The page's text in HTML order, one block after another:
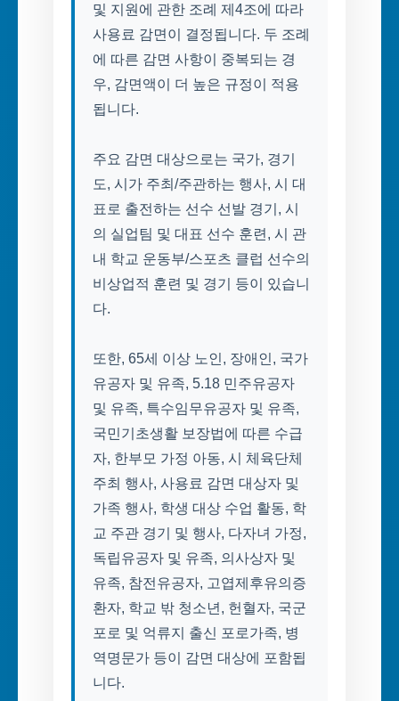
및 지원에 관한 조례 제4조에 따라
사용료 감면이 결정됩니다. 두 조례
에 따른 감면 사항이 중복되는 경
우, 감면액이 더 높은 규정이 적용
됩니다.
주요 감면 대상으로는 국가, 경기
도, 시가 주최/주관하는 행사, 시 대
표로 출전하는 선수 선발 경기, 시
의 실업팀 및 대표 선수 훈련, 시 관
내 학교 운동부/스포츠 클럽 선수의
비상업적 훈련 및 경기 등이 있습니
다.
또한, 65세 이상 노인, 장애인, 국가
유공자 및 유족, 5.18 민주유공자
및 유족, 특수임무유공자 및 유족,
국민기초생활 보장법에 따른 수급
자, 한부모 가정 아동, 시 체육단체
주최 행사, 사용료 감면 대상자 및
가족 행사, 학생 대상 수업 활동, 학
교 주관 경기 및 행사, 다자녀 가정,
독립유공자 및 유족, 의사상자 및
유족, 참전유공자, 고엽제후유의증
환자, 학교 밖 청소년, 헌혈자, 국군
포로 및 억류지 출신 포로가족, 병
역명문가 등이 감면 대상에 포함됩
니다.